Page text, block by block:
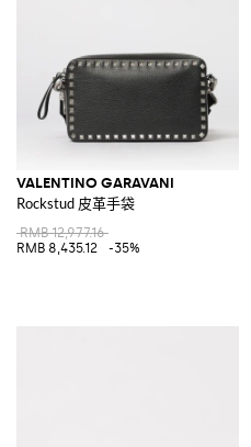
VALENTINO GARAVANI
Rockstud 皮革手袋
RMB 12,977.16
RMB 8,435.12
-35%